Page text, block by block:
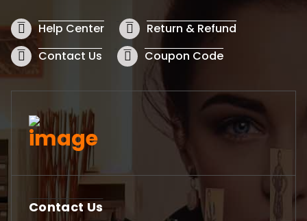
Help Center
Return & Refund
Contact Us
Coupon Code
Contact Us